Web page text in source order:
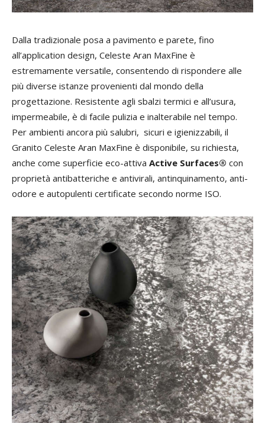
Dalla tradizionale posa a pavimento e parete, fino
all’application design, Celeste Aran MaxFine è
estremamente versatile, consentendo di rispondere alle
più diverse istanze provenienti dal mondo della
progettazione. Resistente agli sbalzi termici e all’usura,
impermeabile, è di facile pulizia e inalterabile nel tempo.
Per ambienti ancora più salubri, sicuri e igienizzabili, il
Granito Celeste Aran MaxFine è disponibile, su richiesta,
anche come superficie eco-attiva Active Surfaces® con
proprietà antibatteriche e antivirali, antinquinamento, anti-
odore e autopulenti certificate secondo norme ISO.